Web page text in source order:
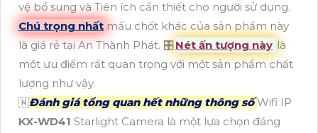
vệ bổ sung và Tiên ích cần thiết cho người sử dụng.
Chú trọng nhất mấu chốt khác của sản phẩm này
là giá rẻ tại An Thành Phát. 🎛Nét ấn tượng này là
một ưu điểm rất quan trọng với một sản phẩm chất
lượng như vậy.
🇼Đánh giá tổng quan hết những thông sốWifi IP
KX-WD41 Starlight Camera là một lựa chọn đáng